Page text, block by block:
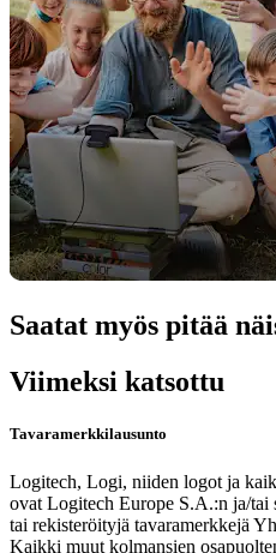
Saatat myös pitää
Viimeksi katsottu
Tavaramerkkilausunto
Logitech, Logi, niiden logot ja
ovat Logitech Europe S.A.:n ja/tai
tai rekisteröityjä tavaramerkkejä
Kaikki muut kolmansien